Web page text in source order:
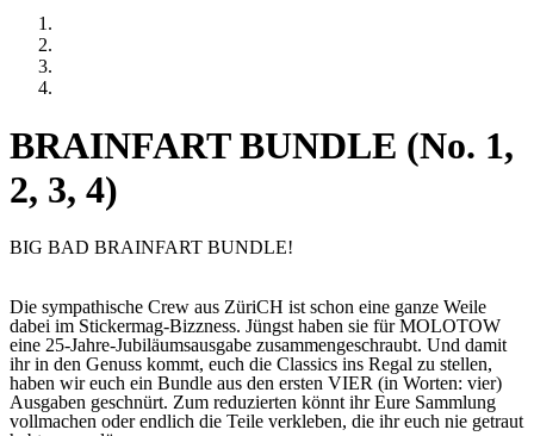
BRAINFART BUNDLE (No. 1,
2, 3, 4)
BIG BAD BRAINFART BUNDLE!
Die sympathische Crew aus ZüriCH ist schon eine ganze Weile
dabei im Stickermag-Bizzness. Jüngst haben sie für MOLOTOW
eine 25-Jahre-Jubiläumsausgabe zusammengeschraubt. Und damit
ihr in den Genuss kommt, euch die Classics ins Regal zu stellen,
haben wir euch ein Bundle aus den ersten VIER (in Worten: vier)
Ausgaben geschnürt. Zum reduzierten könnt ihr Eure Sammlung
vollmachen oder endlich die Teile verkleben, die ihr euch nie getraut